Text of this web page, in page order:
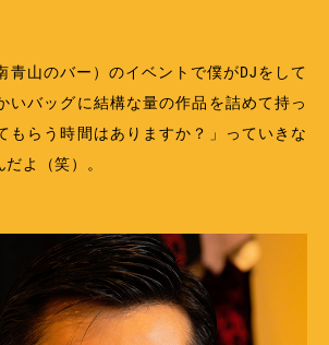
青山のバー）のイベントで僕がDJをして
いバッグに結構な量の作品を詰めて持っ
もらう時間はありますか？」っていきな
よ（笑）。